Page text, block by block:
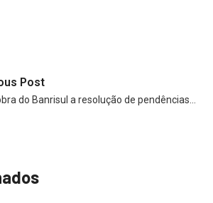
Post
do Banrisul a resolução de pendências…